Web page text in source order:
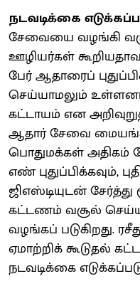
நடவடிக்கை
சேவையை வழங்கி
ஊழியர்கள்
பேர் ஆதாரைப்
செய்யாமலும்
கட்டாயம் என
ஆதார் சேவை
பொதுமக்கள் அதிகம்
எண் புதுப்பிக்கவும்,
ஜிஎஸ்டியுடன் சேர்த்து
கட்டணம் வசூல்
வழங்கப் படுகிறது.
ஏமாற்றிக் கூடுதல்
நடவடிக்கை